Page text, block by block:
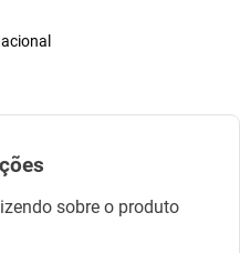
sobre o produto